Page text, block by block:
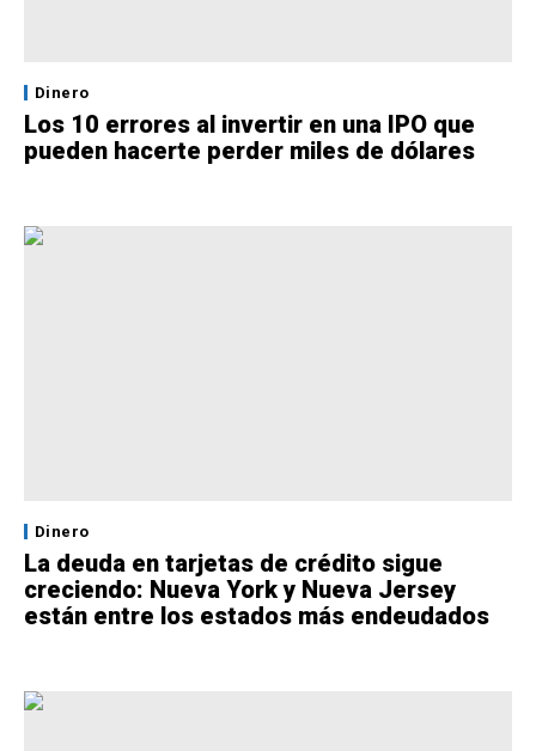
Dinero
Los 10 errores al invertir en una IPO que
pueden hacerte perder miles de dólares
Dinero
La deuda en tarjetas de crédito sigue
creciendo: Nueva York y Nueva Jersey
están entre los estados más endeudados